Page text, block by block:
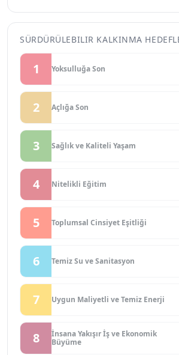
SÜRDÜRÜLEBILIR KALKINMA
1 Yoksulluğa Son
2 Açlığa Son
3 Sağlık ve Kaliteli Yaşam
4 Nitelikli Eğitim
5 Toplumsal Cinsiyet Eşitliği
6 Temiz Su ve Sanitasyon
7 Uygun Maliyetli ve Temiz Enerji
8
İnsana Yakışır İş ve Ekonomik
Büyüme